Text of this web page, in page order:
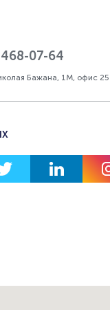
07-64
Бажана, 1М, офис 25